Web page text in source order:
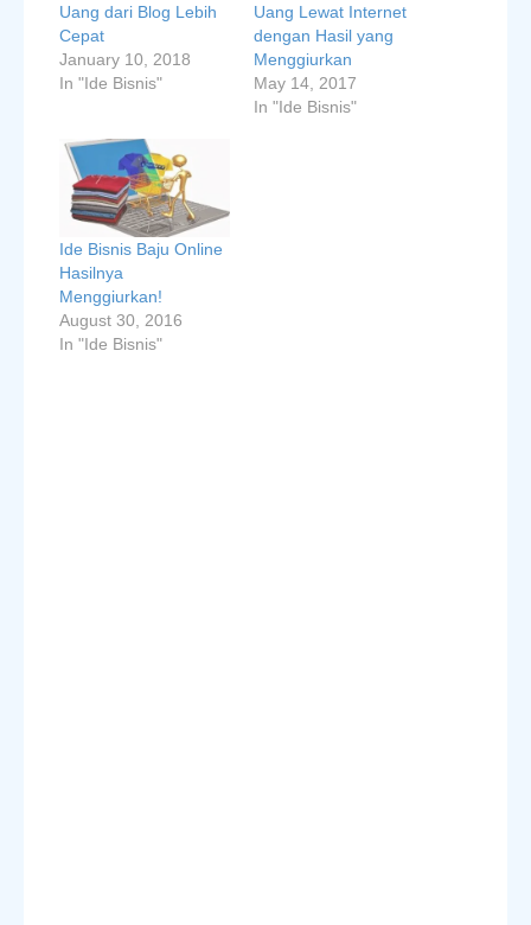
Uang dari Blog Lebih
Cepat
January 10, 2018
In "Ide Bisnis"
Uang Lewat Internet
dengan Hasil yang
Menggiurkan
May 14, 2017
In "Ide Bisnis"
Ide Bisnis Baju Online
Hasilnya
Menggiurkan!
August 30, 2016
In "Ide Bisnis"